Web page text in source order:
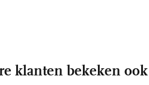
klanten bekeken ook